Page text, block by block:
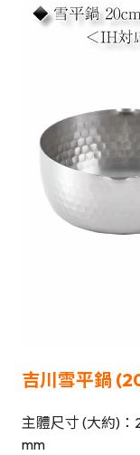
吉川雪平鍋
主體尺寸 (大約)：
mm